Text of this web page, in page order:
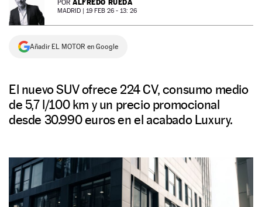
NEWSLETTER
SÍGUENOS
POR ALFREDO RUEDA
MADRID | 19 FEB 26 - 13: 26
Añadir EL MOTOR en Google
El nuevo SUV ofrece 224 CV, consumo medio
de 5,7 l/100 km y un precio promocional
desde 30.990 euros en el acabado Luxury.